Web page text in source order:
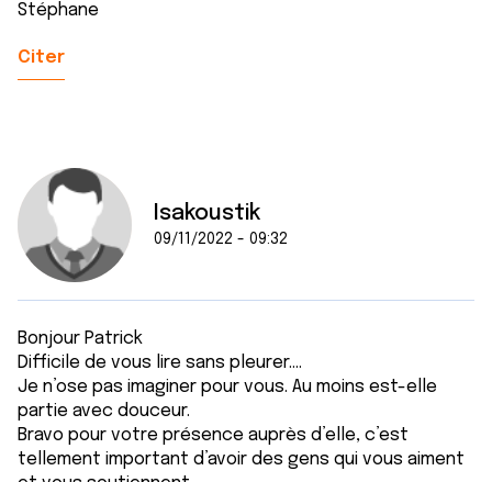
Stéphane
Citer
Isakoustik
09/11/2022 - 09:32
Bonjour Patrick
Difficile de vous lire sans pleurer….
Je n’ose pas imaginer pour vous. Au moins est-elle
partie avec douceur.
Bravo pour votre présence auprès d’elle, c’est
tellement important d’avoir des gens qui vous aiment